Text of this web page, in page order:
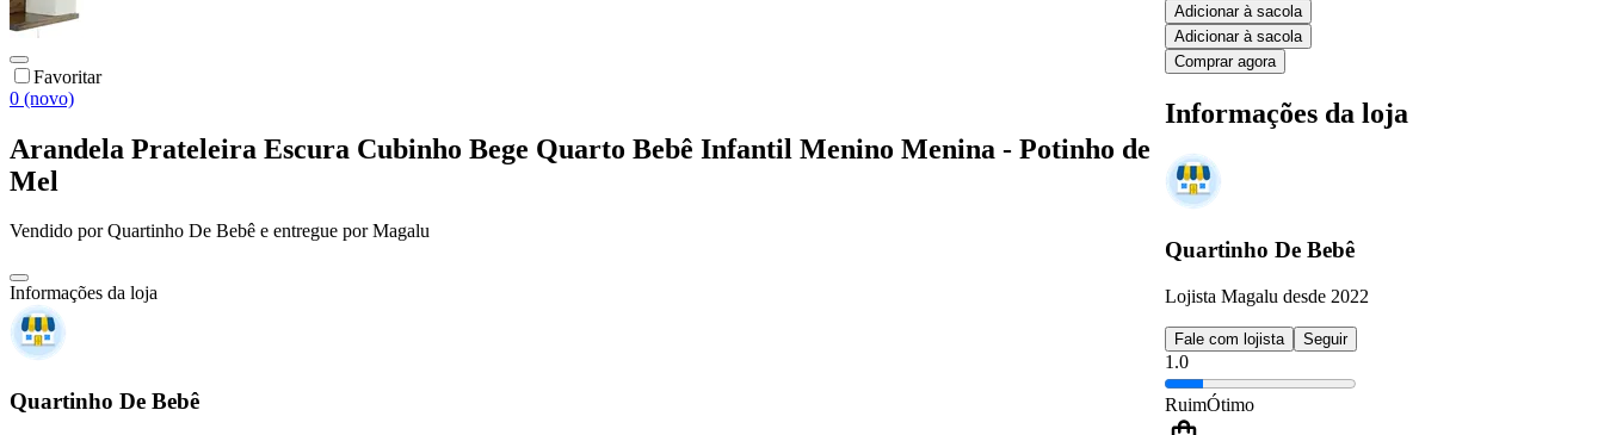
Favoritar
0 (novo)
Arandela Prateleira Escura Cubinho Bege Quarto Bebê Infantil Menino Menina - Potinho de
Mel
Vendido porQuartinho De Bebê e entregue por Magalu
Informações da loja
Quartinho De Bebê
Adicionar à sacola
Adicionar à sacola
Comprar agora
Informações da loja
Quartinho De Bebê
Lojista Magalu desde 2022
Fale com lojista Seguir
1.0
RuimÓtimo